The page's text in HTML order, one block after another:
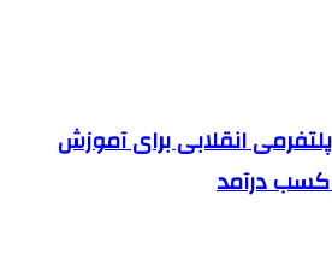
انقلابی برای آموزش
کسب درآمد